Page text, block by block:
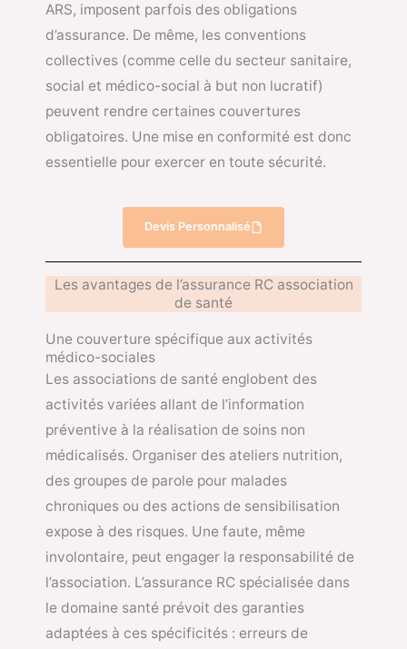
ARS, imposent parfois des obligations
d’assurance. De même, les conventions
collectives (comme celle du secteur sanitaire,
social et médico-social à but non lucratif)
peuvent rendre certaines couvertures
obligatoires. Une mise en conformité est donc
essentielle pour exercer en toute sécurité.
Devis Personnalisé
Les avantages de l’assurance RC association
de santé
Une couverture spécifique aux activités
médico-sociales
Les associations de santé englobent des
activités variées allant de l’information
préventive à la réalisation de soins non
médicalisés. Organiser des ateliers nutrition,
des groupes de parole pour malades
chroniques ou des actions de sensibilisation
expose à des risques. Une faute, même
involontaire, peut engager la responsabilité de
l’association. L’assurance RC spécialisée dans
le domaine santé prévoit des garanties
adaptées à ces spécificités : erreurs de